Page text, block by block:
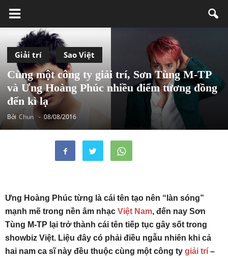
Giải trí Sao Việt
Cùng một công ty giải trí, Sơn Tùng M-TP
và Ưng Hoàng Phúc nhiều điểm tương đồng
đến kì lạ
Bởi Chun - 08/08/2016
Ưng Hoàng Phúc từng là cái tên tạo nên “làn sóng”
mạnh mẽ trong nền âm nhạc Việt Nam, đến nay Sơn
Tùng M-TP lại trở thành cái tên tiếp tục gây sốt trong
showbiz Việt. Liệu đây có phải điều ngẫu nhiên khi cả
hai nam ca sĩ này đều thuộc cùng một công ty giải trí –